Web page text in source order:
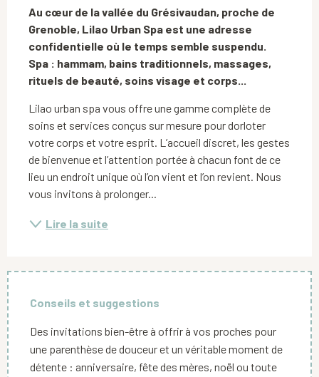
Au cœur de la vallée du Grésivaudan, proche de
Grenoble, Lilao Urban Spa est une adresse
confidentielle où le temps semble suspendu.
Spa : hammam, bains traditionnels, massages,
rituels de beauté, soins visage et corps...
Lilao urban spa vous offre une gamme complète de
soins et services conçus sur mesure pour dorloter
votre corps et votre esprit. L’accueil discret, les gestes
de bienvenue et l’attention portée à chacun font de ce
lieu un endroit unique où l’on vient et l’on revient. Nous
vous invitons à prolonger...
Lire la suite
Conseils et suggestions
Des invitations bien-être à offrir à vos proches pour
une parenthèse de douceur et un véritable moment de
détente : anniversaire, fête des mères, noël ou toute